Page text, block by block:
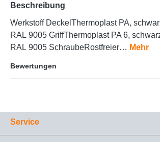
Beschreibung
Werkstoff DeckelThermoplast PA,
RAL 9005 GriffThermoplast PA 6,
RAL 9005 SchraubeRostfreier… Mehr
Bewertungen
Service